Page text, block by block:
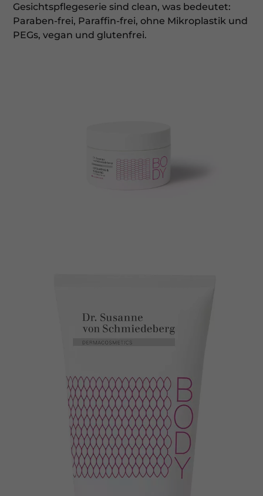
Gesichtspflegeserie sind clean, was bedeutet:
Paraben-frei, Paraffin-frei, ohne Mikroplastik und
PEGs, vegan und glutenfrei.